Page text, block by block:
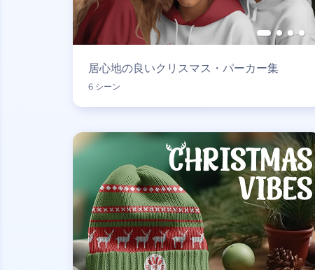
居心地の良いクリスマス・パーカー集
6 シーン